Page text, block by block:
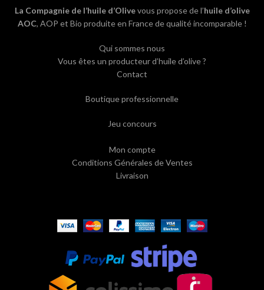
La Compagnie de l’huile d’Olivevous propose de l’huile d’olive
AOC, AOP et Bio produite en France de qualité incomparable !
Qui sommes nous
Vous êtes un producteur d’huile d’olive ?
Contact
Boutique professionnelle
Jeu concours
Mon compte
Conditions Générales de Ventes
Livraison